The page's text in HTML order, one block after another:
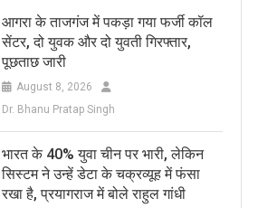
आगरा के ताजगंज में पकड़ा गया फर्जी कॉल
सेंटर, दो युवक और दो युवती गिरफ्तार,
पूछताछ जारी
August 8, 2026
Dr. Bhanu Pratap Singh
भारत के 40% युवा चीन पर भारी, लेकिन
सिस्टम ने उन्हें डेटा के चक्रव्यूह में फंसा
रखा है, प्रयागराज में बोले राहुल गांधी